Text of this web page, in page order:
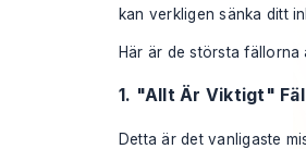
kan verkligen sänka ditt
Här är de största fällorna
1. "Allt Är Viktigt"
Detta är det vanligaste